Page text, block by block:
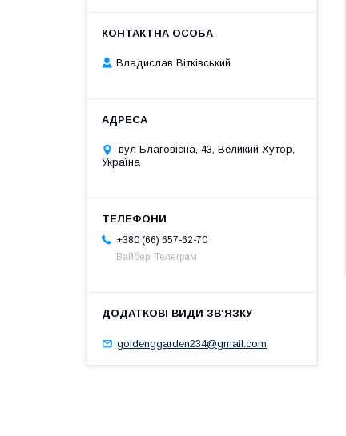
Владислав Вітківський
вул Благовісна, 43, Великий Хутор,
Україна
+380 (66) 657-62-70
Вайбер, Телеграм
goldenggarden234@gmail.com